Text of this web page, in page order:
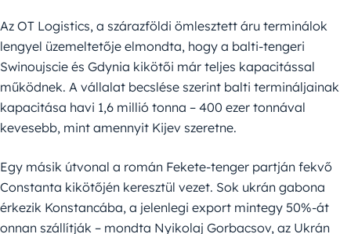
Az OT Logistics, a szárazföldi ömlesztett áru terminálok
lengyel üzemeltetője elmondta, hogy a balti-tengeri
Swinoujscie és Gdynia kikötői már teljes kapacitással
működnek. A vállalat becslése szerint balti termináljainak
kapacitása havi 1,6 millió tonna – 400 ezer tonnával
kevesebb, mint amennyit Kijev szeretne.
Egy másik útvonal a román Fekete-tenger partján fekvő
Constanta kikötőjén keresztül vezet. Sok ukrán gabona
érkezik Konstancába, a jelenlegi export mintegy 50%-át
onnan szállítják – mondta Nyikolaj Gorbacsov, az Ukrán